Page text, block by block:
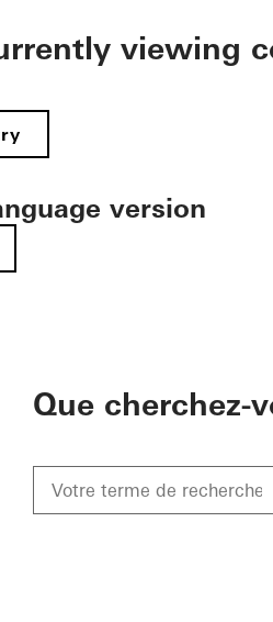
viewing
version
Que cherchez-